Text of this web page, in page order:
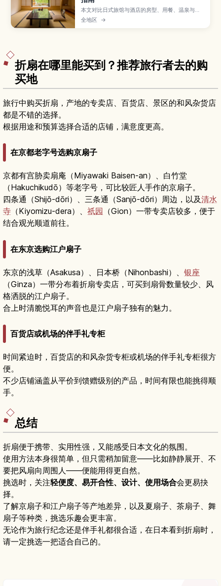
本文对比日式旅馆与酒店的房型、用餐、温泉与住
宿规则差异，帮助你按行程与需求选对住宿。
全地区 →
折扇在哪里能买到？推荐旅行者去的购
买地
旅行中购买折扇，产地的专卖店、百货店、景区的和风杂货店
都是不错的选择。
根据用途和预算选择合适的店铺，满意度更高。
在京都老字号选购京扇子
京都有宫胁卖扇庵（Miyawaki Baisen-an）、白竹堂
（Hakuchikudō）等老字号，可比较匠人手作的京扇子。
四条通（Shijō-dōri）、三条通（Sanjō-dōri）周边，以及清水
寺 （Kiyomizu-dera）、 祇园 （Gion）一带专卖店较多，便于
结合观光顺道前往。
在东京选购江户扇子
东京的浅草（Asakusa）、日本桥（Nihonbashi）、 银座
（Ginza）一带分布着折扇专卖店，可买到扇骨数量较少、风
格洒脱的江户扇子。
合上时清脆悦耳的声音也是江户扇子独有的魅力。
百货店或机场的伴手礼专柜
时间紧迫时，百货店的和风杂货专柜或机场的伴手礼专柜很方
便。
不少店铺涵盖从平价到馈赠级别的产品，时间有限也能挑得顺
手。
总结
折扇便于携带、实用性强，又能感受日本文化的氛围。
使用方法本身很简单，但只需稍加留意——比如静静展开、不
要把风扇向周围人——便能用得更自然。
挑选时，关注轻便度、易开合性、设计、使用场合会更易抉
择。
了解京扇子和江户扇子等产地差异，以及夏扇子、茶扇子、舞
扇子等种类，挑选乐趣会更丰富。
无论作为旅行纪念还是伴手礼都很合适，在日本看到折扇时，
请一定挑选一把适合自己的。